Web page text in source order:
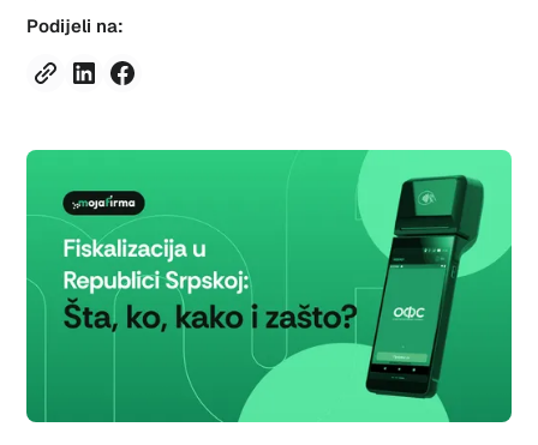
Podijeli na: